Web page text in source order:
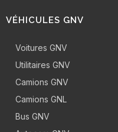
VÉHICULES GNV
Voitures GNV
Utilitaires GNV
Camions GNV
Camions GNL
Bus GNV